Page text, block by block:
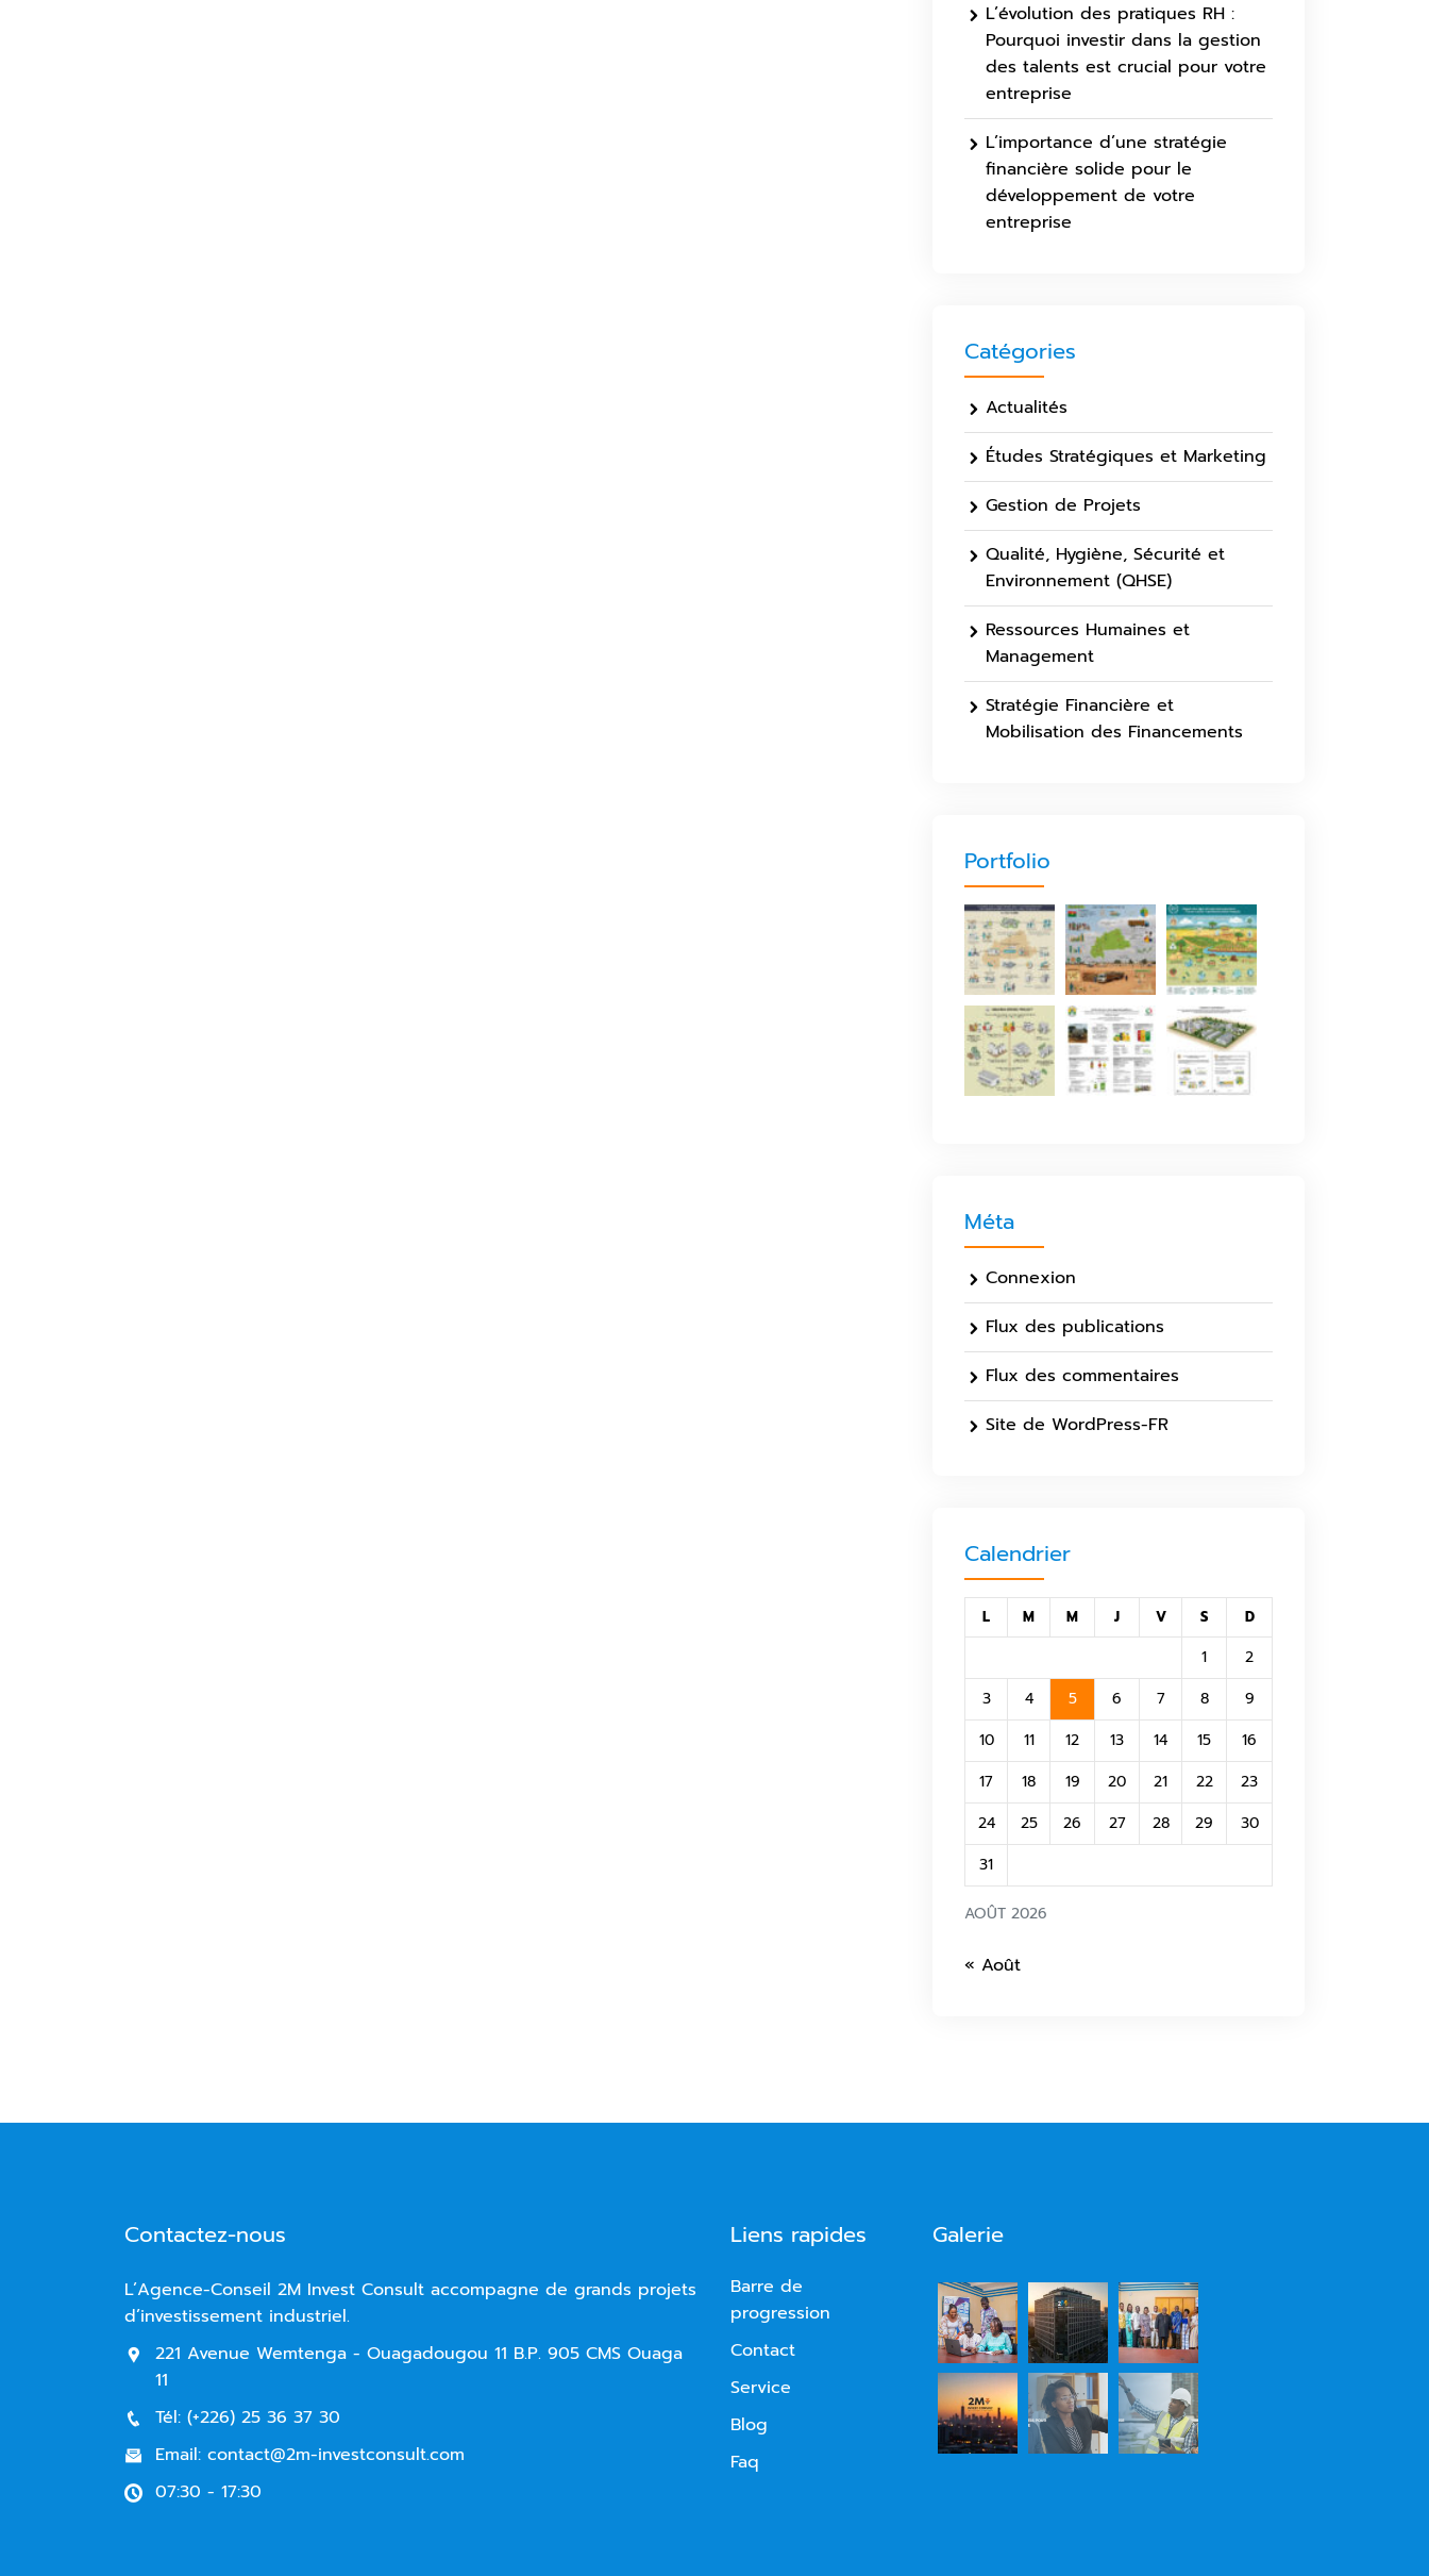
L’évolution des pratiques RH :
Pourquoi investir dans la gestion
des talents est crucial pour votre
entreprise
L’importance d’une stratégie
financière solide pour le
développement de votre
entreprise
Catégories
Actualités
Études Stratégiques et Marketing
Gestion de Projets
Qualité, Hygiène, Sécurité et
Environnement (QHSE)
Ressources Humaines et
Management
Stratégie Financière et
Mobilisation des Financements
Portfolio
Méta
Connexion
Flux des publications
Flux des commentaires
Site de WordPress-FR
Calendrier
AOÛT 2026
L M M J V S D
1
2
3
4 5 6 7 8
9
10
11 12 13 14 15
16
17
18 19 20 21 22
23
24
25 26 27 28 29
30
31
« Août
Contactez-nous
L’Agence-Conseil 2M Invest Consult accompagne de grands projets
d’investissement industriel.
221 Avenue Wemtenga - Ouagadougou 11 B.P. 905 CMS Ouaga
11
Tél: (+226) 25 36 37 30
Email: contact@2m-investconsult.com
07:30 - 17:30
Liens rapides
Barre de
progression
Contact
Service
Blog
Faq
Galerie